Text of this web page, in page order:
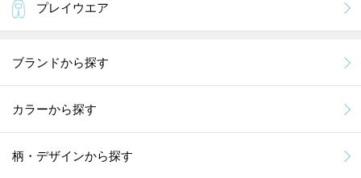
プレイウエア
ブランドから探す
カラーから探す
柄・デザインから探す